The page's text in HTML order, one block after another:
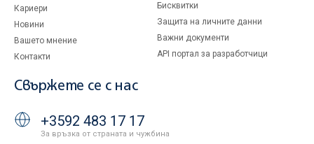
Кариери
Новини
Вашето мнение
Контакти
Бисквитки
Защита на личните данни
Важни документи
API портал за разработчици
Свържете се с нас
+3592 483 17 17
За връзка от страната и чужбина